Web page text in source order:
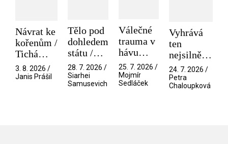
Návrat ke
kořenům /
Tichá
přítelkyně
3. 8. 2026 /
Janis Prášil
Tělo pod
dohledem
státu /
Pramen
28. 7. 2026 /
Siarhei
Samusevich
Válečné
trauma v
hávu
spektáklu
/ Odyssea
25. 7. 2026 /
Mojmír
Sedláček
Vyhrává
ten
nejsilnější
/ V nitru
manosféry
24. 7. 2026 /
Petra
Chaloupková